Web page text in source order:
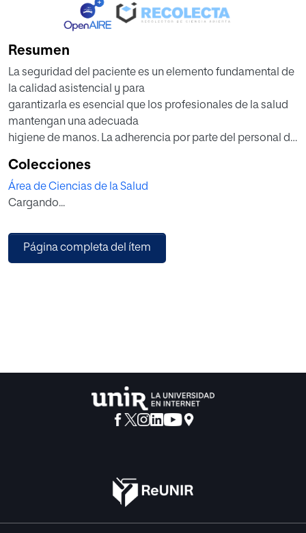
Resumen
La seguridad del paciente es un elemento fundamental de
la calidad asistencial y para
garantizarla es esencial que los profesionales de la salud
mantengan una adecuada
higiene de manos. La adherencia por parte del personal de
positivamente en la salud de los pacientes, pues previene
la transmisión de los agentes
infecciosos y evita la propagación de microorganismos.
para mejorar la adherencia
de la higiene de manos del personal de enfermería en el
se aplicará un plan para mejorar la calidad de atención del
personal de enfermería en el
Servicio de Hospitalización al paciente.
Colecciones
Área de Ciencias de la Salud
Cargando...
Página completa del ítem